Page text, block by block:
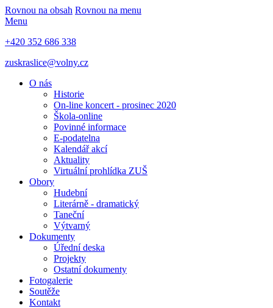
Rovnou na obsah Rovnou na menu
Menu
+420 352 686 338
zuskraslice@volny.cz
O nás
Historie
On-line koncert - prosinec 2020
Škola-online
Povinné informace
E-podatelna
Kalendář akcí
Aktuality
Virtuální prohlídka ZUŠ
Obory
Hudební
Literárně - dramatický
Taneční
Výtvarný
Dokumenty
Úřední deska
Projekty
Ostatní dokumenty
Fotogalerie
Soutěže
Kontakt